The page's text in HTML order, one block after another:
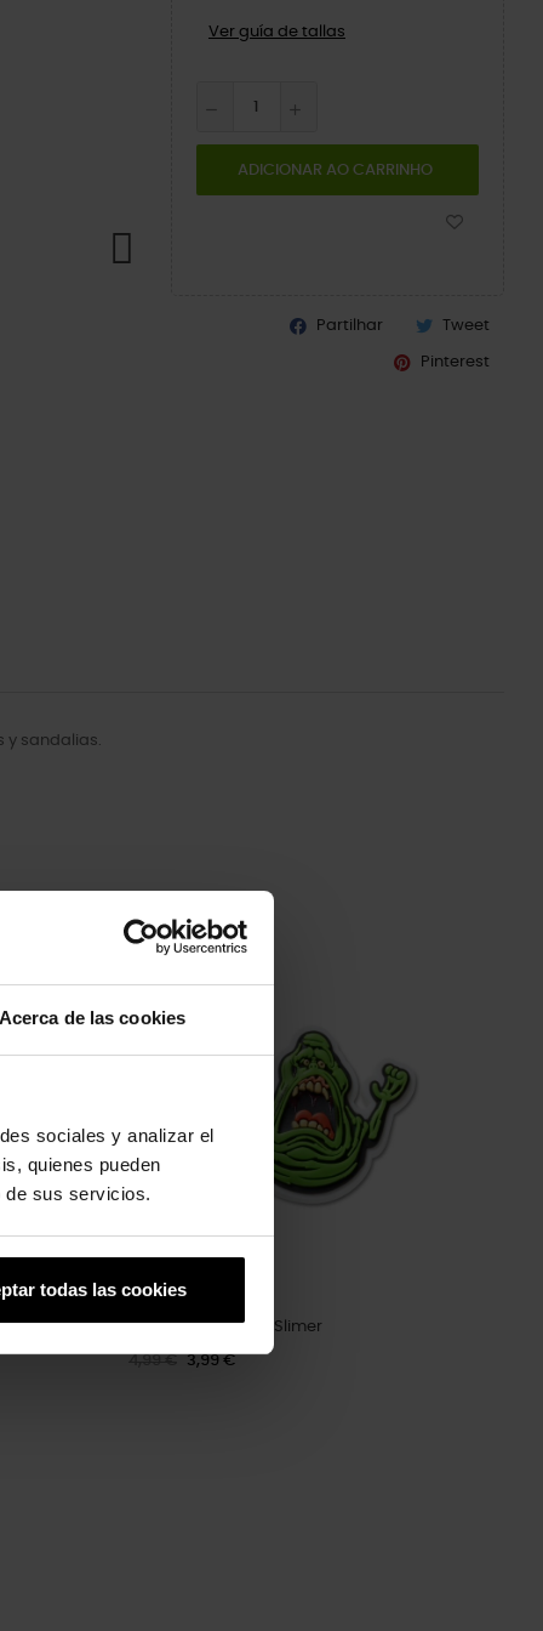
Acerca de las cookies
sociales y analizar el
quienes pueden
de sus servicios.
todas las cookies
Ver guía de tallas
ADICIONAR AO CARRINHO
Partilhar Tweet
Pinterest
y sandalias.
Caça-Fantasmas Slimer
3,99 €